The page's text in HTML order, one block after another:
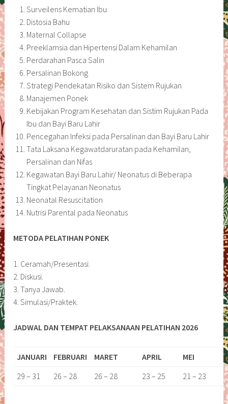
Surveilens Kematian Ibu
Distosia Bahu
Maternal Collapse
Preeklamsia dan Hipertensi Dalam Kehamilan
Perdarahan Pasca Salin
Persalinan Bokong
Strategi Pendekatan Risiko dan Sistem Rujukan
Manajemen Ponek
Kebijakan Program Kesehatan dan Sistim Rujukan Pada
Ibu dan Bayi Baru Lahir
Pencegahan Infeksi pada Persalinan dan Bayi Baru Lahir
Tata Laksana Kegawatdaruratan pada Kehamilan,
Persalinan dan Nifas
Kegawatan Bayi Baru Lahir/ Neonatus di Beberapa
Tingkat Pelayanan Neonatus
Neonatal Resuscitation
Nutrisi Parental pada Neonatus
METODA PELATIHAN PONEK
1. Ceramah/Presentasi.
2. Diskusi.
3. Tanya Jawab.
4. Simulasi/Praktek.
JADWAL DAN TEMPAT PELAKSANAAN PELATIHAN 2026
JANUARI FEBRUARI MARET APRIL MEI
29 – 31
26 – 28 26 – 28 23 – 25 21 – 23